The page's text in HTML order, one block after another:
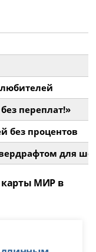
переплат!»
без процентов
для
карты МИР в